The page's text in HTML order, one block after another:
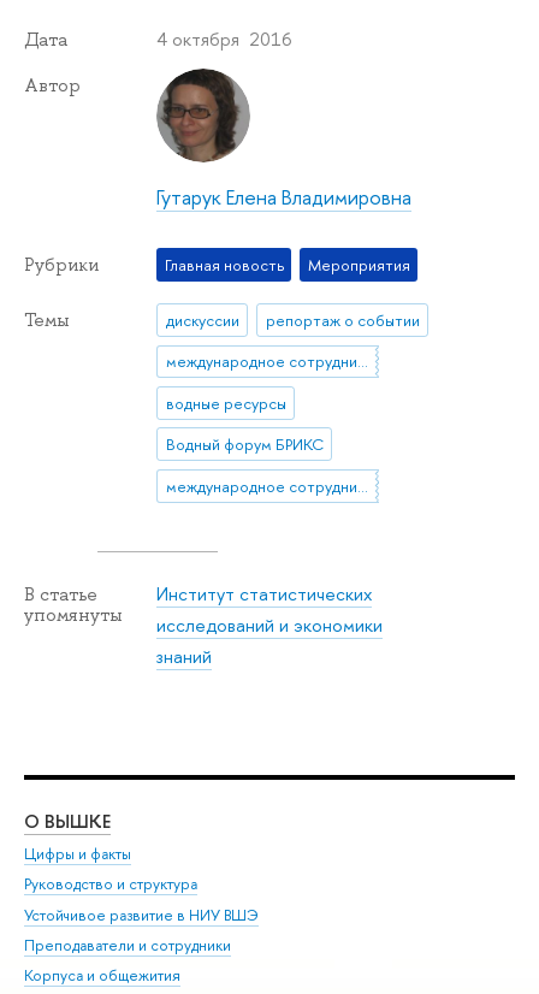
Дата 4 октября 2016
Автор
Гутарук Елена Владимировна
Рубрики Главная новость Мероприятия
Темы дискуссии
репортаж о событии
международное сотрудничество
водные ресурсы
Водный форум БРИКС
международное сотрудничество
В статье
упомянуты
Институт статистических
исследований и экономики
знаний
О ВЫШКЕ
Цифры и факты
Руководство и структура
Устойчивое развитие в НИУ ВШЭ
Преподаватели и сотрудники
Корпуса и общежития